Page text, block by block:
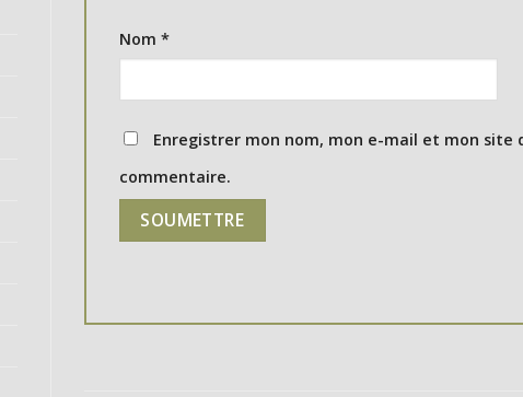
Nom *
Enregistrer mon nom, mon e-mail et mon site
commentaire.